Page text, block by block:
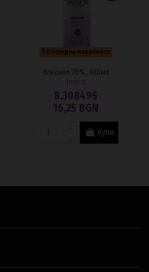
Последна наличност
Алкохол 70%, 100мл
8.308495
16,25 BGN
Купи